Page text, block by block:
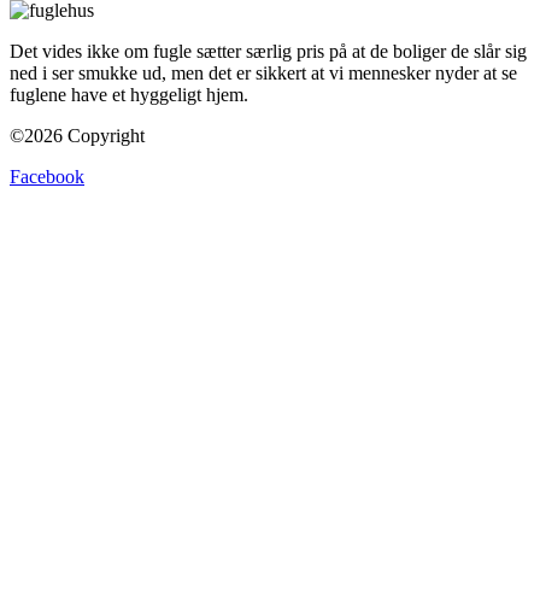
Det vides ikke om fugle sætter særlig pris på at de boliger de slår sig
ned i ser smukke ud, men det er sikkert at vi mennesker nyder at se
fuglene have et hyggeligt hjem.
©2026 Copyright
Facebook